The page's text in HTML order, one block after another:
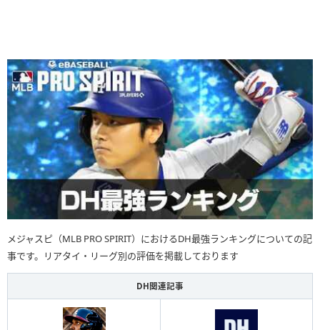
メジャスピ（MLB PRO SPIRIT）におけるDH最強ランキングについての記
事です。リアタイ・リーグ別の評価を掲載しております
DH関連記事